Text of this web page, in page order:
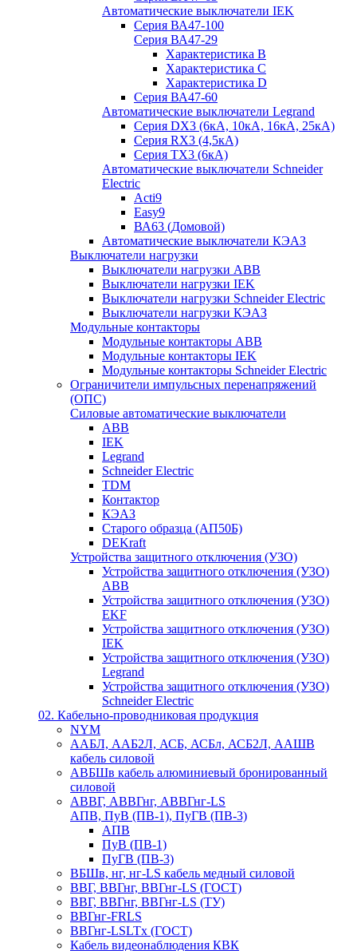
Автоматические выключатели IEK
Серия ВА47-100
Серия ВА47-29
Характеристика B
Характеристика C
Характеристика D
Серия ВА47-60
Автоматические выключатели Legrand
Серия DX3 (6кА, 10кА, 16кА, 25кА)
Серия RX3 (4,5кА)
Серия TX3 (6кА)
Автоматические выключатели Schneider
Electric
Acti9
Easy9
ВА63 (Домовой)
Автоматические выключатели КЭАЗ
Выключатели нагрузки
Выключатели нагрузки ABB
Выключатели нагрузки IEK
Выключатели нагрузки Schneider Electric
Выключатели нагрузки КЭАЗ
Модульные контакторы
Модульные контакторы ABB
Модульные контакторы IEK
Модульные контакторы Schneider Electric
Ограничители импульсных перенапряжений
(ОПС)
Силовые автоматические выключатели
ABB
IEK
Legrand
Schneider Electric
TDM
Контактор
КЭАЗ
Старого образца (АП50Б)
DEKraft
Устройства защитного отключения (УЗО)
Устройства защитного отключения (УЗО)
ABB
Устройства защитного отключения (УЗО)
EKF
Устройства защитного отключения (УЗО)
IEK
Устройства защитного отключения (УЗО)
Legrand
Устройства защитного отключения (УЗО)
Schneider Electric
02. Кабельно-проводниковая продукция
NYM
ААБЛ, ААБ2Л, АСБ, АСБл, АСБ2Л, ААШВ
кабель силовой
АВБШв кабель алюминиевый бронированный
силовой
АВВГ, АВВГнг, АВВГнг-LS
АПВ, ПуВ (ПВ-1), ПуГВ (ПВ-3)
АПВ
ПуВ (ПВ-1)
ПуГВ (ПВ-3)
ВБШв, нг, нг-LS кабель медный силовой
ВВГ, ВВГнг, ВВГнг-LS (ГОСТ)
ВВГ, ВВГнг, ВВГнг-LS (ТУ)
ВВГнг-FRLS
ВВГнг-LSLTx (ГОСТ)
Кабель видеонаблюдения КВК